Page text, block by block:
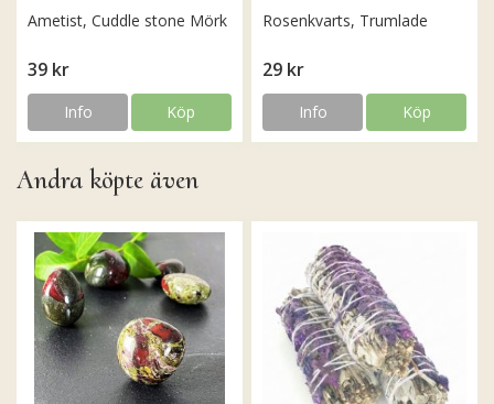
Ametist, Cuddle stone Mörk
39 kr
Info Köp
Rosenkvarts, Trumlade
29 kr
Info Köp
Andra köpte även